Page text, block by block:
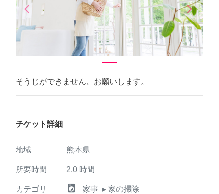
arrow_back_iosPrevious arrow_forward_iosNext
そうじができません。お願いします。
チケット詳細
地域 熊本県
所要時間 2.0 時間
カテゴリ
local_laundry_service 家事 ▸ 家の掃除